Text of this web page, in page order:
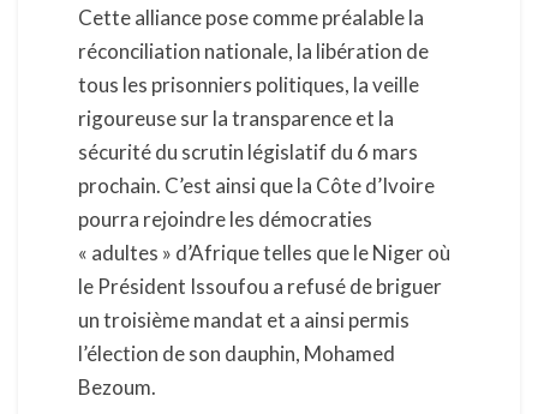
Cette alliance pose comme préalable la
réconciliation nationale, la libération de
tous les prisonniers politiques, la veille
rigoureuse sur la transparence et la
sécurité du scrutin législatif du 6 mars
prochain. C’est ainsi que la Côte d’Ivoire
pourra rejoindre les démocraties
« adultes » d’Afrique telles que le Niger où
le Président Issoufou a refusé de briguer
un troisième mandat et a ainsi permis
l’élection de son dauphin, Mohamed
Bezoum.